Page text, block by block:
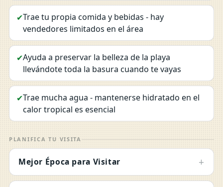
✔Trae tu propia comida y bebidas - hay
vendedores limitados en el área
✔Ayuda a preservar la belleza de la playa
llevándote toda la basura cuando te vayas
✔Trae mucha agua - mantenerse hidratado en el
calor tropical es esencial
PLANIFICA TU VISITA
Mejor Época para Visitar +